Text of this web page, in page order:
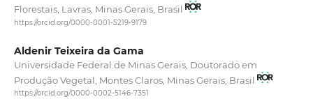
Florestais, Lavras, Minas Gerais, Brasil
https://orcid.org/0000-0001-5219-9179
Aldenir Teixeira da Gama
Universidade Federal de Minas Gerais, Doutorado em
Produção Vegetal, Montes Claros, Minas Gerais, Brasil
https://orcid.org/0000-0002-5146-7351